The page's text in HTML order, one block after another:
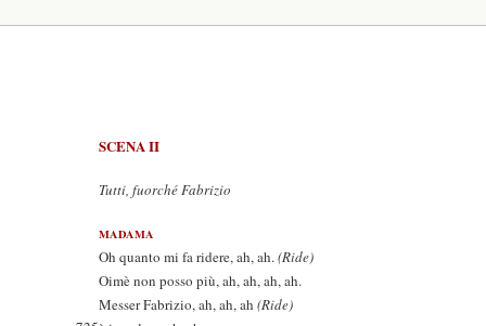
SCENA II
Tutti, fuorché Fabrizio
MADAMA
Oh quanto mi fa ridere, ah, ah.(Ride)
Oimè non posso più, ah, ah, ah, ah.
Messer Fabrizio, ah, ah, ah (Ride)